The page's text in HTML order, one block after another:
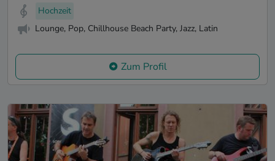
Hochzeit
Lounge, Pop, Chillhouse Beach Party, Jazz, Latin
Zum Profil